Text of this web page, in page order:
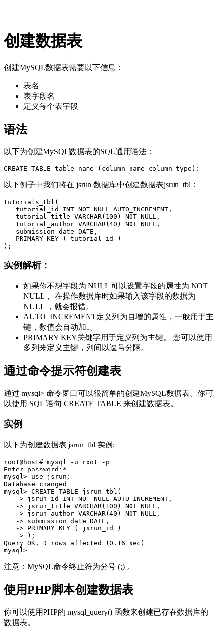
创建数据表
创建MySQL数据表需要以下信息：
表名
表字段名
定义每个表字段
语法
以下为创建MySQL数据表的SQL通用语法：
以下例子中我们将在 jsrun 数据库中创建数据表jsrun_tbl：
tutorials_tbl(
   tutorial_id INT NOT NULL AUTO_INCREMENT,
   tutorial_title VARCHAR(100) NOT NULL,
   tutorial_author VARCHAR(40) NOT NULL,
   submission_date DATE,
   PRIMARY KEY ( tutorial_id )
实例解析：
如果你不想字段为 NULL 可以设置字段的属性为 NOT
NULL， 在操作数据库时如果输入该字段的数据为
NULL ，就会报错。
AUTO_INCREMENT定义列为自增的属性，一般用于主
键，数值会自动加1。
PRIMARY KEY关键字用于定义列为主键。 您可以使用
多列来定义主键，列间以逗号分隔。
通过命令提示符创建表
通过 mysql> 命令窗口可以很简单的创建MySQL数据表。你可
以使用 SQL 语句 CREATE TABLE 来创建数据表。
实例
以下为创建数据表 jsrun_tbl 实例:
root@host# mysql -u root -p
Enter password:*
mysql> use jsrun;
Database changed
mysql> CREATE TABLE jsrun_tbl(
   -> jsrun_id INT NOT NULL AUTO_INCREMENT,
   -> jsrun_title VARCHAR(100) NOT NULL,
   -> jsrun_author VARCHAR(40) NOT NULL,
   -> submission_date DATE,
   -> PRIMARY KEY ( jsrun_id )
   -> );
Query OK, 0 rows affected (0.16 sec)
注意：MySQL命令终止符为分号 (;) 。
使用PHP脚本创建数据表
你可以使用PHP的 mysql_query() 函数来创建已存在数据库的
数据表。